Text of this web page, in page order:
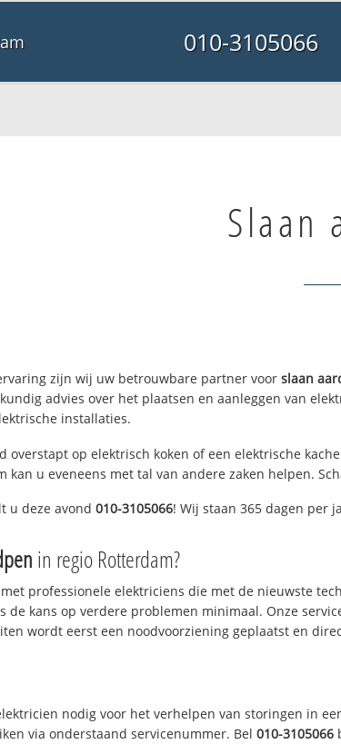
010-3105066
Slaan
zijn wij uw betrouwbare partner voorslaan
advies over het plaatsen en aanleggen van
installaties.
overstapt op elektrisch koken of een elektrische
kan u eveneens met tal van andere zaken helpen.
u deze avond010-3105066! Wij staan 365 dagen per
in regio Rotterdam?
professionele elektriciens die met de nieuwste
de kans op verdere problemen minimaal. Onze
wordt eerst een noodvoorziening geplaatst en
nodig voor het verhelpen van storingen in
via onderstaand servicenummer. Bel010-3105066